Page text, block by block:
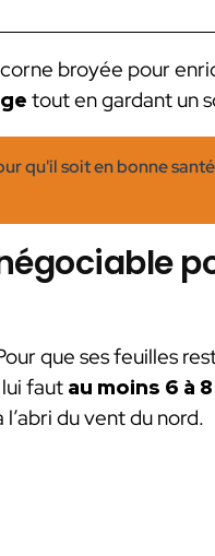
broyée pour
tout en gardant un
qu'il soit en bonne
que ses feuilles
faut au moins 6 à
du vent du nord.